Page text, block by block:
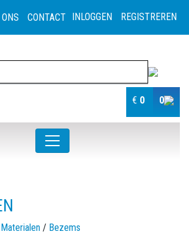
INLOGGEN REGISTREREN
CONTACT
€ 0 0
Materialen / Bezems